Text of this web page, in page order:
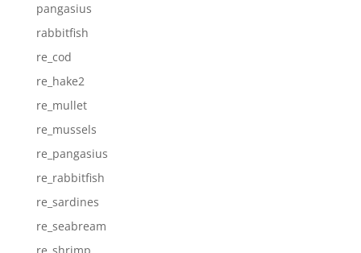
pangasius
rabbitfish
re_cod
re_hake2
re_mullet
re_mussels
re_pangasius
re_rabbitfish
re_sardines
re_seabream